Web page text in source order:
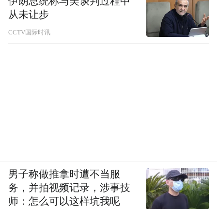
从未让步
CCTV国际时讯
男子称做推拿时遭不当服
务，并拍视频记录，涉事技
师：怎么可以这样坑我呢